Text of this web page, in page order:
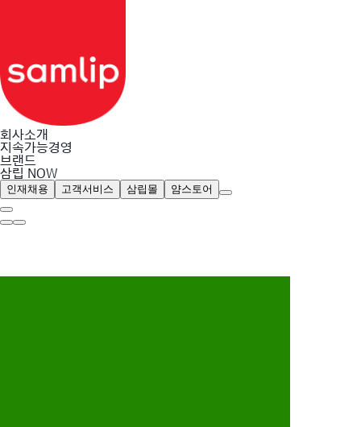
회사소개
지속가능경영
브랜드
삼립 NOW
인재채용 고객서비스 삼립몰 얌스토어
삼립
베이커리
푸드
Store/온라인